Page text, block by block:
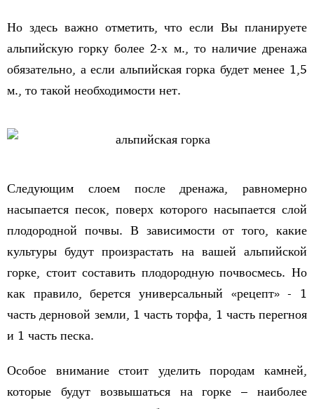
Но здесь важно отметить, что если Вы планируете
альпийскую горку более 2-х м., то наличие дренажа
обязательно, а если альпийская горка будет менее 1,5
м., то такой необходимости нет.
Следующим слоем после дренажа, равномерно
насыпается песок, поверх которого насыпается слой
плодородной почвы. В зависимости от того, какие
культуры будут произрастать на вашей альпийской
горке, стоит составить плодородную почвосмесь. Но
как правило, берется универсальный «рецепт» - 1
часть дерновой земли, 1 часть торфа, 1 часть перегноя
и 1 часть песка.
Особое внимание стоит уделить породам камней,
которые будут возвышаться на горке – наиболее